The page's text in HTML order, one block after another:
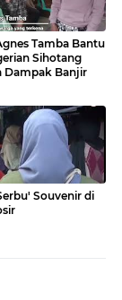
Tamba Bantu
Sihotang
Dampak Banjir
Souvenir di